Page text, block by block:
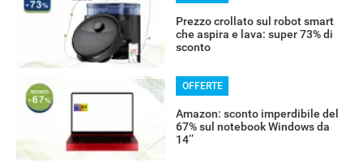
Prezzo crollato sul robot smart
che aspira e lava: super 73% di
sconto
OFFERTE
Amazon: sconto imperdibile del
67% sul notebook Windows da
14’’